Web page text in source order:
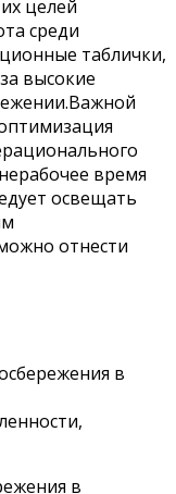
целей
среди
таблички,
высокие
время
освещать
отнести
в
в